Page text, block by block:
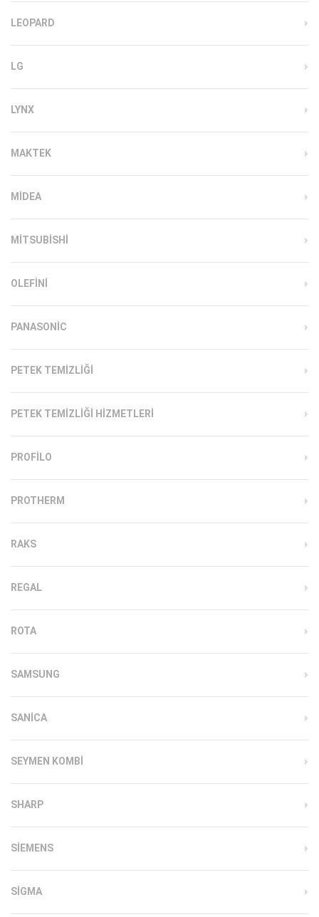
LEOPARD
LG
LYNX
MAKTEK
MIDEA
MITSUBISHI
OLEFINI
PANASONIC
PETEK TEMIZLIĞI
PETEK TEMIZLIĞI HIZMETLERI
PROFILO
PROTHERM
RAKS
REGAL
ROTA
SAMSUNG
SANICA
SEYMEN KOMBI
SHARP
SIEMENS
SIGMA